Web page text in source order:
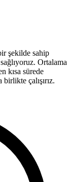
şekilde sahip
Ortalama
kısa sürede
çalışırız.